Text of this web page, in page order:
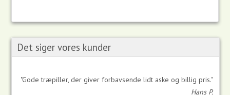
Det siger vores kunder
"Gode træpiller, der giver forbavsende lidt aske og billig pris."
Hans P.